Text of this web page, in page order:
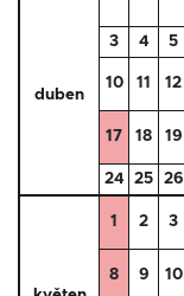
duben
3 4 5
10 11 12
17 18 19
24
25 26
1 2 3
8 9 10